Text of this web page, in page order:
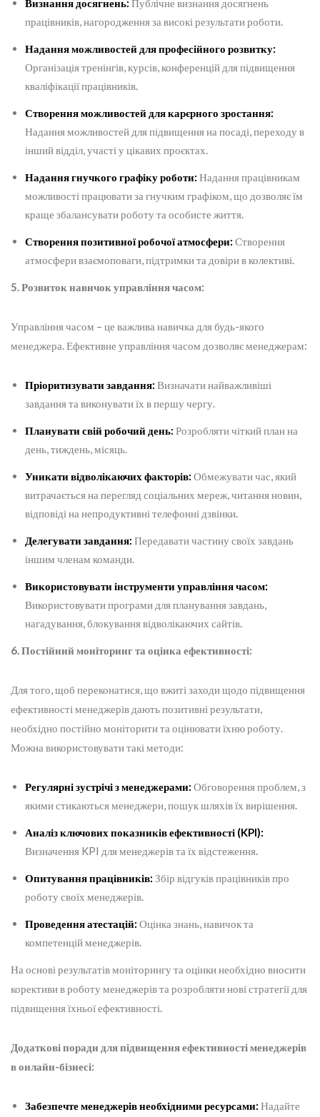
Визнання досягнень: Публічне визнання досягнень
працівників, нагородження за високі результати роботи.
Надання можливостей для професійного розвитку:
Організація тренінгів, курсів, конференцій для підвищення
кваліфікації працівників.
Створення можливостей для карєрного зростання:
Надання можливостей для підвищення на посаді, переходу в
інший відділ, участі у цікавих проєктах.
Надання гнучкого графіку роботи: Надання працівникам
можливості працювати за гнучким графіком, що дозволяє їм
краще збалансувати роботу та особисте життя.
Створення позитивної робочої атмосфери: Створення
атмосфери взаємоповаги, підтримки та довіри в колективі.
5. Розвиток навичок управління часом:
Управління часом – це важлива навичка для будь-якого
менеджера. Ефективне управління часом дозволяє менеджерам:
Пріоритизувати завдання: Визначати найважливіші
завдання та виконувати їх в першу чергу.
Планувати свій робочий день: Розробляти чіткий план на
день, тиждень, місяць.
Уникати відволікаючих факторів: Обмежувати час, який
витрачається на перегляд соціальних мереж, читання новин,
відповіді на непродуктивні телефонні дзвінки.
Делегувати завдання: Передавати частину своїх завдань
іншим членам команди.
Використовувати інструменти управління часом:
Використовувати програми для планування завдань,
нагадування, блокування відволікаючих сайтів.
6. Постійний моніторинг та оцінка ефективності:
Для того, щоб переконатися, що вжиті заходи щодо підвищення
ефективності менеджерів дають позитивні результати,
необхідно постійно моніторити та оцінювати їхню роботу.
Можна використовувати такі методи:
Регулярні зустрічі з менеджерами: Обговорення проблем, з
якими стикаються менеджери, пошук шляхів їх вирішення.
Аналіз ключових показників ефективності (KPI):
Визначення KPI для менеджерів та їх відстеження.
Опитування працівників: Збір відгуків працівників про
роботу своїх менеджерів.
Проведення атестацій: Оцінка знань, навичок та
компетенцій менеджерів.
На основі результатів моніторингу та оцінки необхідно вносити
корективи в роботу менеджерів та розробляти нові стратегії для
підвищення їхньої ефективності.
Додаткові поради для підвищення ефективності менеджерів
в онлайн-бізнесі:
Забезпечте менеджерів необхідними ресурсами: Надайте